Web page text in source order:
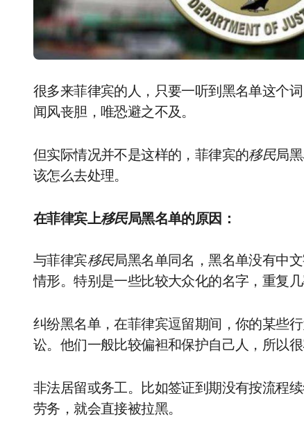
很多来菲律宾的人，只要一听到黑名单这个
闻风丧胆，唯恐避之不及。
但实际情况并不是这样的，菲律宾的移民局
该怎么去处理。
在菲律宾上移民局黑名单的原因：
与菲律宾移民局黑名单同名，黑名单没有中
情形。特别是一些比较大众化的名字，重复几
纠纷黑名单，在菲律宾逗留期间，你的某些
讼。他们一般比较偏袒和保护自己人，所以很
非法居留或务工。比如签证到期没有按流程
劳务，就会直接被拉黑。